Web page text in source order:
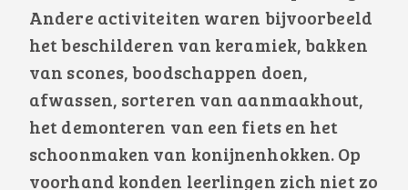
Andere activiteiten waren bijvoorbeeld
het beschilderen van keramiek, bakken
van scones, boodschappen doen,
afwassen, sorteren van aanmaakhout,
het demonteren van een fiets en het
schoonmaken van konijnenhokken. Op
voorhand konden leerlingen zich niet zo